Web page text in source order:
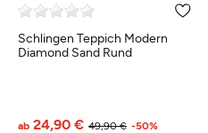
Schlingen Teppich Modern
Diamond Sand Rund
49,90 €
ab 24,90 € -50%